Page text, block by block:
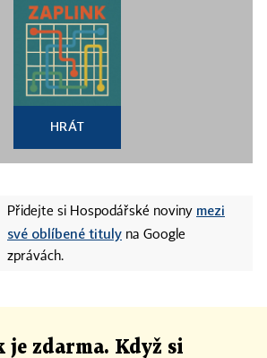
HRÁT
Přidejte si Hospodářské noviny mezi
své oblíbené tituly na Google
zprávách.
je zdarma. Když si